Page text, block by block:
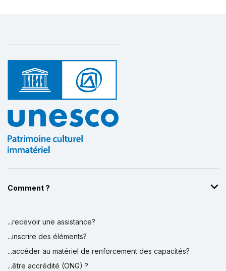
Comment ?
...recevoir une assistance?
...inscrire des éléments?
...accéder au matériel de renforcement des capacités?
...être accrédité (ONG) ?